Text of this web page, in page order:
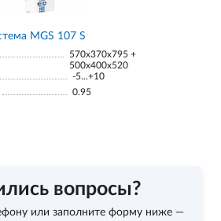
MGS 107 S
570x370x795 +
500x400x520
-5...+10
0.95
вопросы?
или заполните форму ниже —